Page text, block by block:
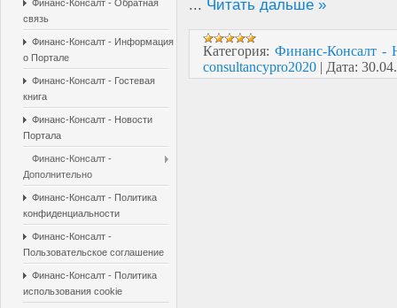
Финанс-Консалт - Обратная
связь
Финанс-Консалт - Информация
о Портале
Финанс-Консалт - Гостевая
книга
Финанс-Консалт - Новости
Портала
Финанс-Консалт -
Дополнительно
Финанс-Консалт - Политика
конфиденциальности
Финанс-Консалт -
Пользовательское соглашение
Финанс-Консалт - Политика
использования cookie
... Читать дальше »
Категория: Финанс-Консалт -
consultancypro2020 | Дата: